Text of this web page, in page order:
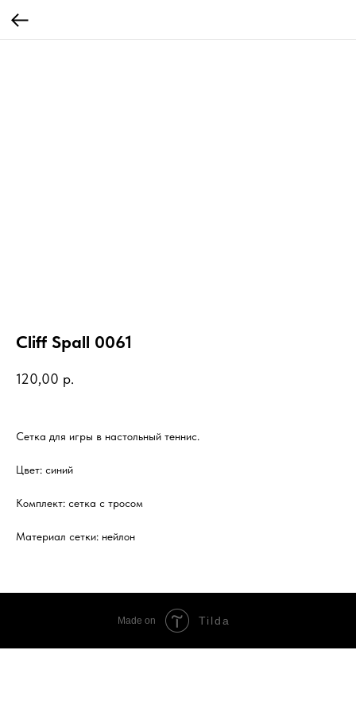
Cliff Spall 0061
120,00 р.
Сетка для игры в настольный теннис.
Цвет: синий
Комплект: сетка с тросом
Материал сетки: нейлон
Made on Tilda